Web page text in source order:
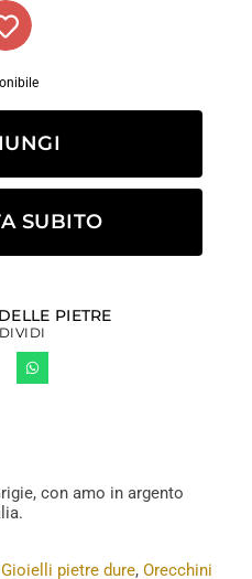
SUBITO
PIETRE
con amo in argento
Gioielli pietre dure, Orecchini